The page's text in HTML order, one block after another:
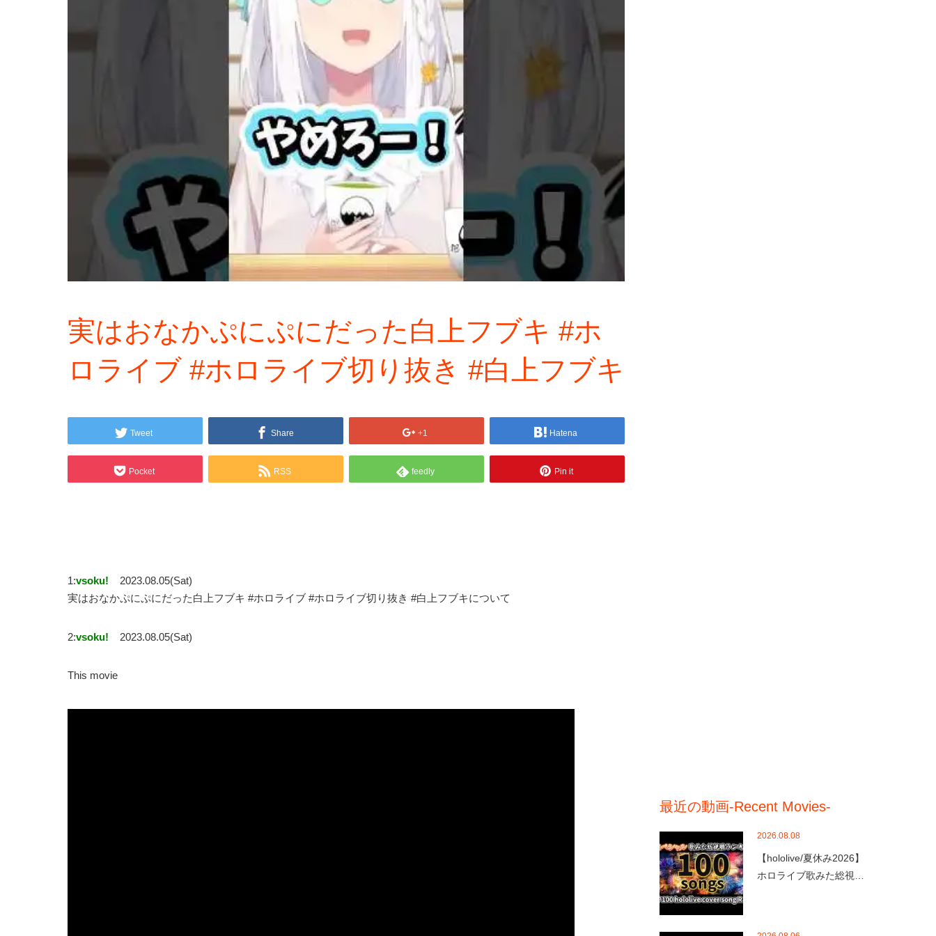
実はおなかぷにぷにだった白上フブキ #ホ
ロライブ #ホロライブ切り抜き #白上フブキ
Tweet Share +1 Hatena
Pocket RSS feedly Pin it
1:vsoku!
2023.08.05(Sat)
実はおなかぷにぷにだった白上フブキ #ホロライブ #ホロライブ切り抜き #白上フブキについて
2:vsoku! 2023.08.05(Sat)
This movie
最近の動画-Recent Movies-
2026.08.08
【hololive/夏休み2026】
ホロライブ歌みた総視…